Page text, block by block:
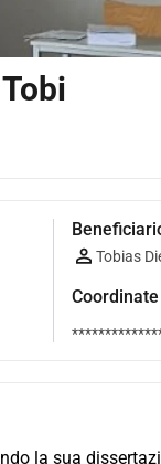
Tobias
la sua